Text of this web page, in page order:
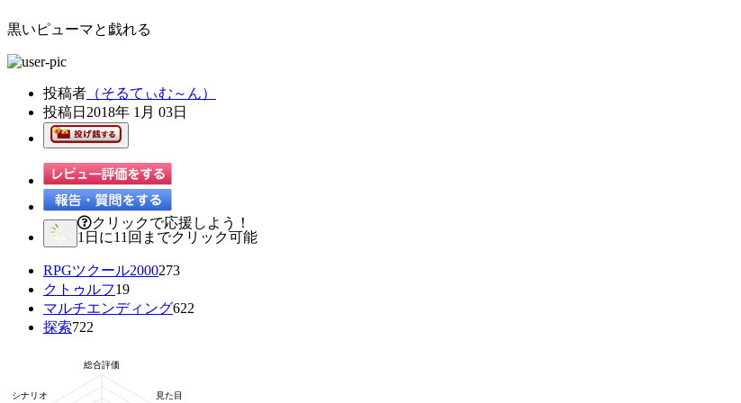
黒いピューマと戯れる
投稿者 （そるてぃむ～ん）
投稿日 2018年 1月 03日
クリックで応援しよう！
1日に11回までクリック可能
RPGツクール2000273
クトゥルフ19
マルチエンディング622
探索722